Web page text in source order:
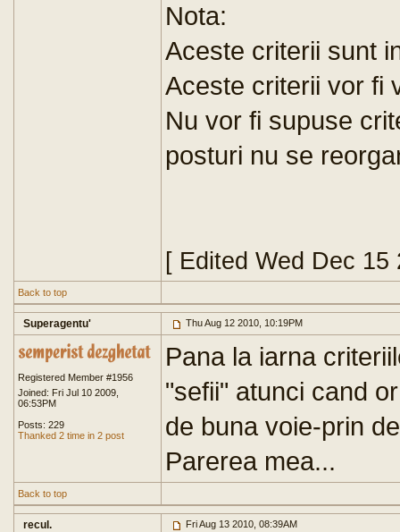
Nota:
Aceste criterii sunt
Aceste criterii vor fi
Nu vor fi supuse
posturi nu se
[ Edited Wed Dec 15
Back to top
Superagentu' Thu Aug 12 2010, 10:19PM
Registered Member #1956
Joined: Fri Jul 10 2009,
06:53PM
Posts: 229
Thanked 2 time in 2 post
Pana la iarna
"sefii" atunci cand
de buna voie-prin
Parerea mea...
Back to top
recul. Fri Aug 13 2010, 08:39AM